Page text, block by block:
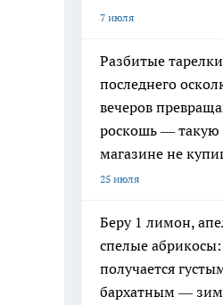
7 июля
Разбитые
последнего
вечеров
роскошь — такую
магазине не
25 июля
Беру 1 лимон,
спелые
получается
бархатным —